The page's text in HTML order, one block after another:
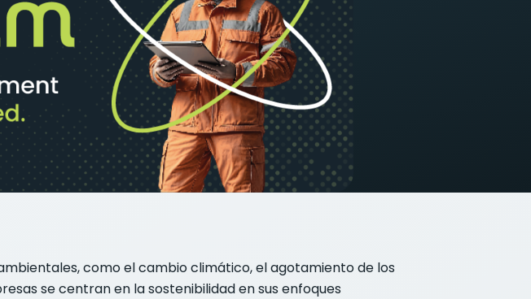
como el cambio climático, el agotamiento de los
se centran en la sostenibilidad en sus enfoques